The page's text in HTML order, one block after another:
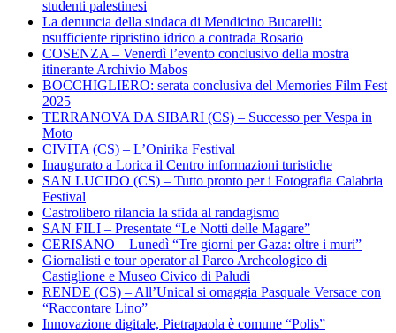
studenti palestinesi
La denuncia della sindaca di Mendicino Bucarelli:
nsufficiente ripristino idrico a contrada Rosario
COSENZA – Venerdì l’evento conclusivo della mostra
itinerante Archivio Mabos
BOCCHIGLIERO: serata conclusiva del Memories Film Fest
2025
TERRANOVA DA SIBARI (CS) – Successo per Vespa in
Moto
CIVITA (CS) – L’Onirika Festival
Inaugurato a Lorica il Centro informazioni turistiche
SAN LUCIDO (CS) – Tutto pronto per i Fotografia Calabria
Festival
Castrolibero rilancia la sfida al randagismo
SAN FILI – Presentate “Le Notti delle Magare”
CERISANO – Lunedì “Tre giorni per Gaza: oltre i muri”
Giornalisti e tour operator al Parco Archeologico di
Castiglione e Museo Civico di Paludi
RENDE (CS) – All’Unical si omaggia Pasquale Versace con
“Raccontare Lino”
Innovazione digitale, Pietrapaola è comune “Polis”